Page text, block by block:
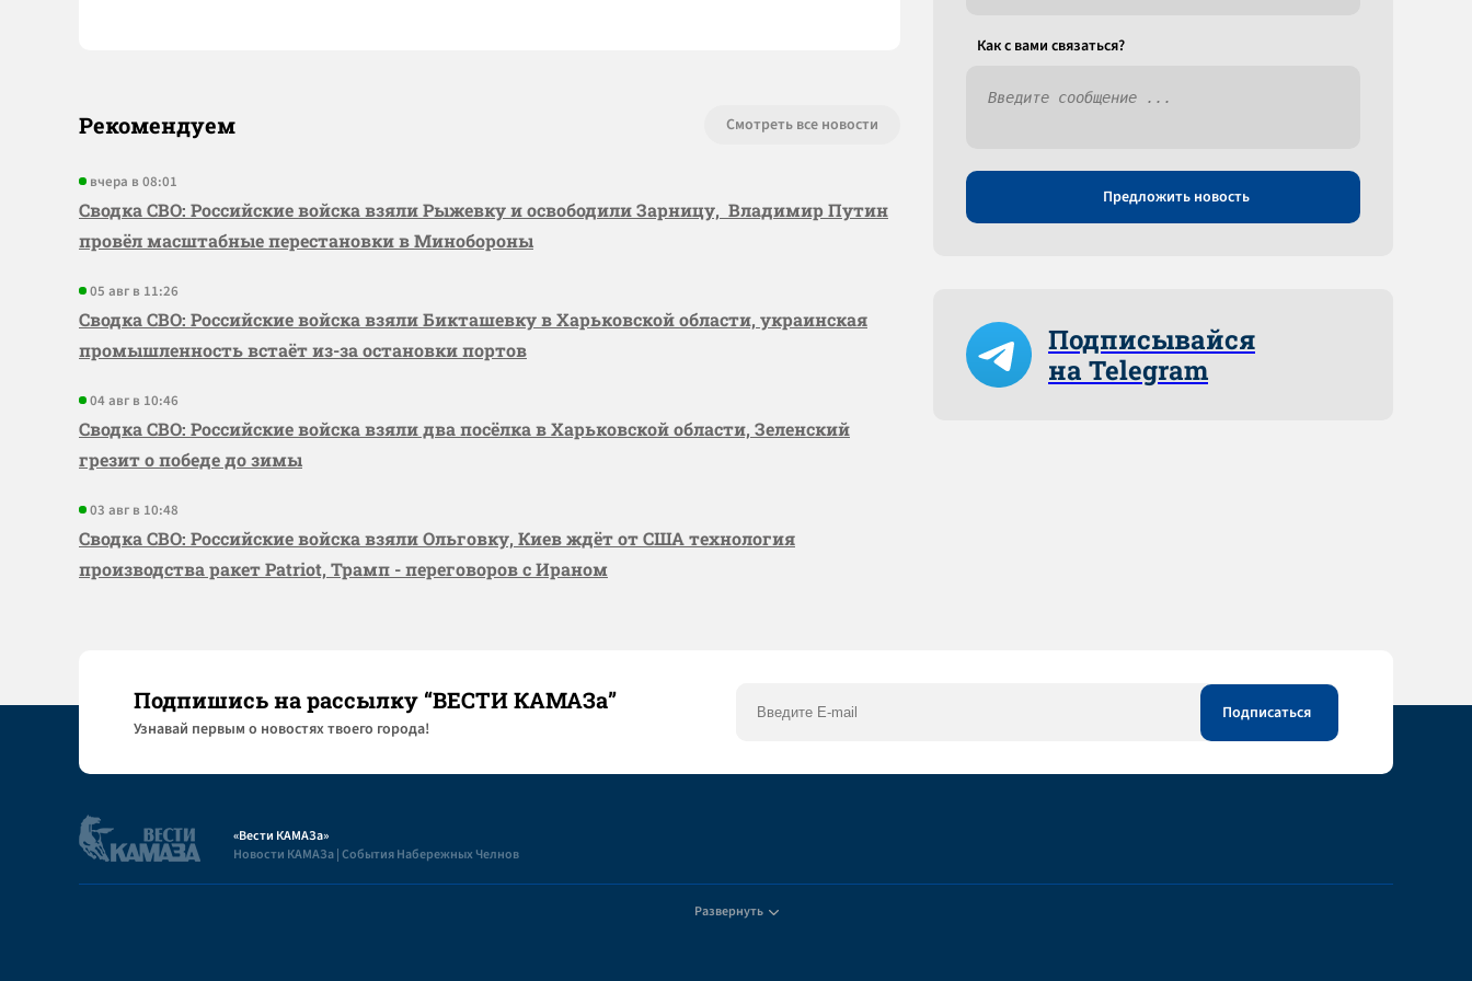
Рекомендуем Смотреть все новости
вчера в 08:01
Сводка СВО: Российские войска взяли Рыжевку и освободили Зарницу, Владимир Путин
провёл масштабные перестановки в Минобороны
05 авг в 11:26
Сводка СВО: Российские войска взяли Бикташевку в Харьковской области, украинская
промышленность встаёт из-за остановки портов
04 авг в 10:46
Сводка СВО: Российские войска взяли два посёлка в Харьковской области, Зеленский
грезит о победе до зимы
03 авг в 10:48
Сводка СВО: Российские войска взяли Ольговку, Киев ждёт от США технология
производства ракет Patriot, Трамп - переговоров с Ираном
Как c вами связаться?
Предложить новость
Подписывайся
на Telegram
Подпишись на рассылку “ВЕСТИ КАМАЗа”
Узнaвай первым о новостях твоего города!
«Вести КАМАЗа»
Новости КАМАЗа | События Набережных Челнов
Развернуть